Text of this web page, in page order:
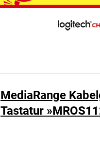
MediaRange
Tastatur